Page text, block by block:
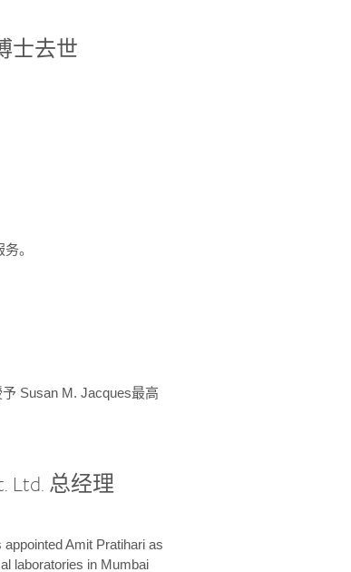
士去世
。
Susan M. Jacques最高
Ltd. 总经理
Amit Pratihari as
laboratories in Mumbai